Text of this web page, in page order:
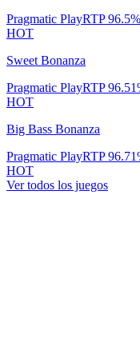
Pragmatic PlayRTP96.5%
HOT
Sweet Bonanza
Pragmatic PlayRTP96.51
HOT
Big Bass Bonanza
Pragmatic PlayRTP96.71
HOT
Ver todos los juegos